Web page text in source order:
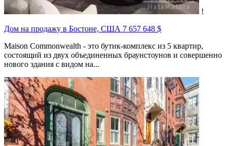
!
Дом на продажу в Бостоне, США 7 657 648 $
Maison Commonwealth - это бутик-комплекс из 5 квартир,
состоящий из двух объединенных браунстоунов и совершенно
нового здания с видом на...